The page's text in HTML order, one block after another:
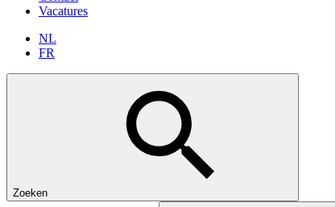
Vacatures
NL
FR
Zoeken